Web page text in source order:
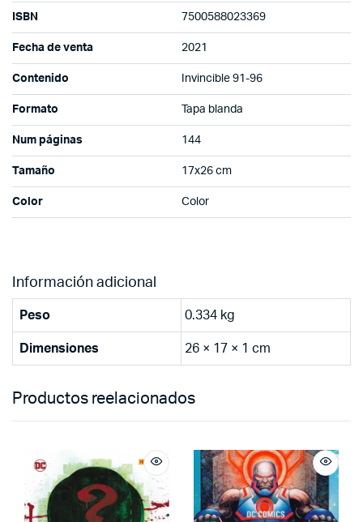
ISBN 7500588023369
Fecha de venta 2021
Contenido Invincible 91-96
Formato Tapa blanda
Num páginas 144
Tamaño 17x26 cm
Color Color
Información adicional
Peso 0.334 kg
Dimensiones 26 × 17 × 1 cm
Productos reelacionados